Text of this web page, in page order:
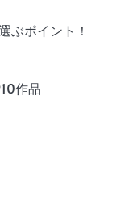
ぶポイント！
作品